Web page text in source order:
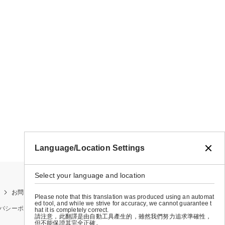
お問い合わせ
シーポリシー 特定商取引法に基づく表示 会社概要
Language/Location Settings
Select your language and location
Please note that this translation was produced using an automat
ed tool, and while we strive for accuracy, we cannot guarantee t
hat it is completely correct.
請注意，此翻譯是由自動工具產生的，雖然我們努力追求準確性，
但不能保證其完全正確。